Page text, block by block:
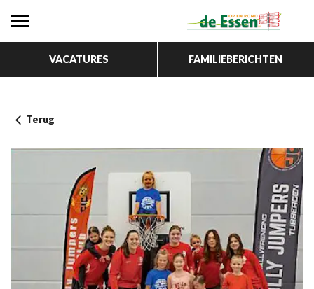
VACATURES FAMILIEBERICHTEN
Terug